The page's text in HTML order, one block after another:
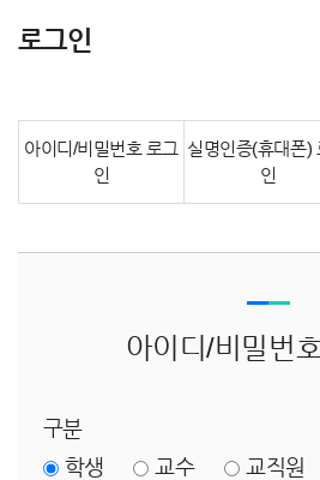
로그인
아이디/비밀번호 로그
인
실명인증(휴대폰)
인
아이디/비밀번
구분
학생
교수
교직원